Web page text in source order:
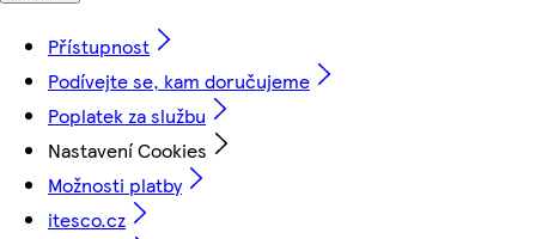
Přístupnost
Podívejte se, kam doručujeme
Poplatek za službu
Nastavení Cookies
Možnosti platby
itesco.cz